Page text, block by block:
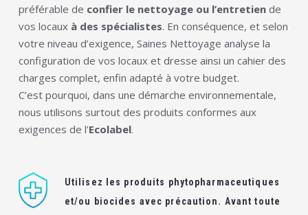
préférable de confier le nettoyage ou l’entretiende
vos locaux à des spécialistes. En conséquence, et selon
votre niveau d’exigence, Saines Nettoyage analyse la
configuration de vos locaux et dresse ainsi un cahier des
charges complet, enfin adapté à votre budget.
C’est pourquoi, dans une démarche environnementale,
nous utilisons surtout des produits conformes aux
exigences de l’Ecolabel.
Utilisez les produits phytopharmaceutiques
et/ou biocides avec précaution. Avant toute